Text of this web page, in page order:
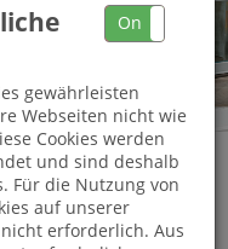
(w/m/d) |
On
gewährleisten
Webseiten nicht wie
Cookies werden
und sind deshalb
Für die Nutzung von
auf unserer
erforderlich. Aus